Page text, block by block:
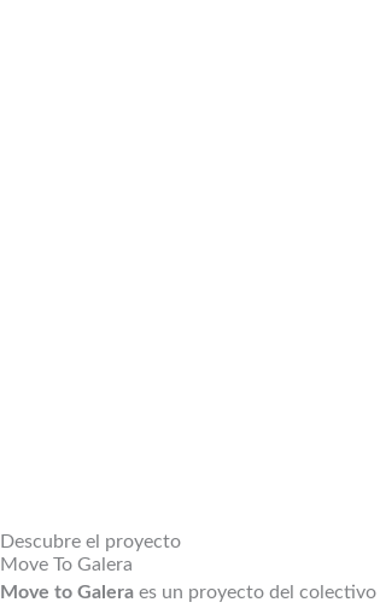
Descubre el proyecto
Move To Galera
Move to Galera es un proyecto del colectivo